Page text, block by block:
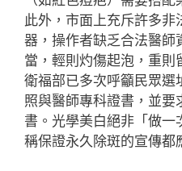
此外，市面上充斥許多
器，操作者缺乏合法醫師
當，輕則灼傷起泡，重則
衛福部已多次呼籲民眾選
照與醫師專科證書，並要
書。光學美白絕非「做
稱保證永久除斑的宣傳都